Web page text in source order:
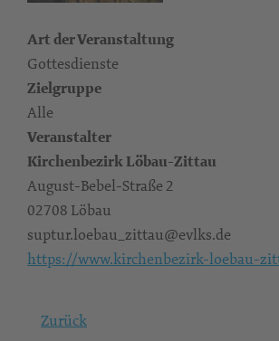
Art der Veranstaltung
Gottesdienste
Zielgruppe
Alle
Veranstalter
Kirchenbezirk Löbau-Zittau
August-Bebel-Straße 2
02708 Löbau
suptur.loebau_zittau@evlks.de
https://www.kirchenbezirk-loebau-
Zurück